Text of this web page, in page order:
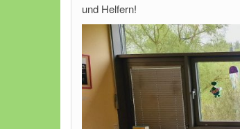
und Helfern!